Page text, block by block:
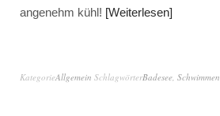
angenehm kühl! Weiterlesen
KategorieAllgemein SchlagwörterBadesee, Schwimmen